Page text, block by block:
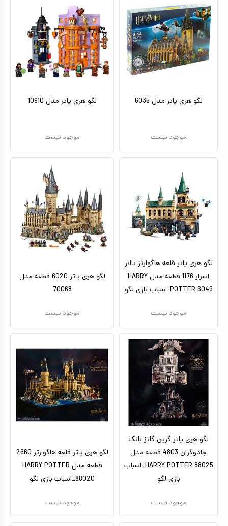
لگو هری پاتر مدل 6035
موجود نیست
لگو هری پاتر مدل 10910
موجود نیست
لگو هری پاتر قلعه هاگوارتز تالار
اسرار 1176 قطعه مدل HARRY
POTTER 6049-اسباب بازی لگو
موجود نیست
لگو هری پاتر 6020 قطعه مدل
70068
موجود نیست
لگو هری پاتر گرین گاتز بانک
جادوگران 4803 قطعه مدل
HARRY POTTER 88025_اسباب
بازی لگو
موجود نیست
لگو هری پاتر قلعه هاگوارتز 2660
قطعه مدل HARRY POTTER
88020_اسباب بازی لگو
موجود نیست